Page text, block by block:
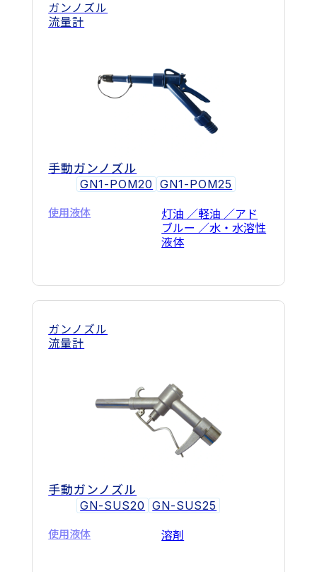
ガンノズル
流量計
手動ガンノズル
GN1-POM20
GN1-POM25
使用液体
灯油 ／軽油 ／アド
ブルー ／水・水溶性
液体
ガンノズル
流量計
手動ガンノズル
GN-SUS20
GN-SUS25
使用液体 溶剤